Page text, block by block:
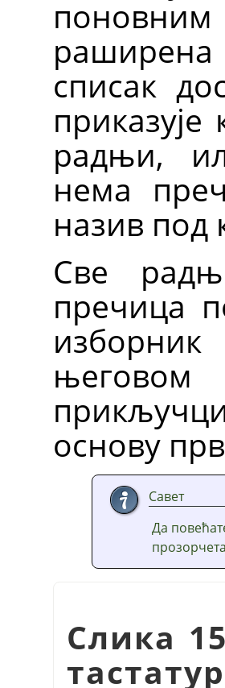
раширена
списак
радњи,
нема
назив под
Све
пречица
изборник
основу
Савет
Да
Слика